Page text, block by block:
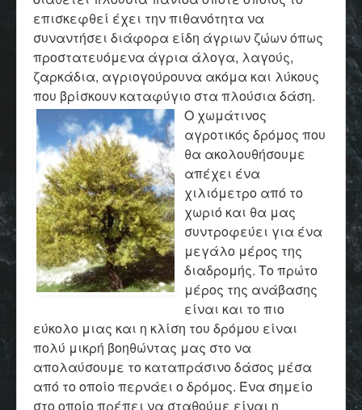
επισκεφθεί έχει την πιθανότητα να
συναντήσει διάφορα είδη άγριων ζώων όπως
προστατευόμενα άγρια άλογα, λαγούς,
ζαρκάδια, αγριογούρουνα ακόμα και λύκους
που βρίσκουν καταφύγιο στα πλούσια δάση.
Ο χωμάτινος
αγροτικός δρόμος που
θα ακολουθήσουμε
απέχει ένα
χιλιόμετρο από το
χωριό και θα μας
συντροφεύει για ένα
μεγάλο μέρος της
διαδρομής. Το πρώτο
μέρος της ανάβασης
είναι και το πιο
εύκολο μιας και η κλίση του δρόμου είναι
πολύ μικρή βοηθώντας μας στο να
απολαύσουμε το καταπράσινο δάσος μέσα
από το οποίο περνάει ο δρόμος. Ένα σημείο
στο οποίο πρέπει να σταθούμε είναι η